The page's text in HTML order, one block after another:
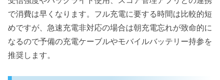
で消費は早くなります。フル充電に要する時間は比較的短
めですが、急速充電非対応の場合は朝充電忘れが致命的に
なるので予備の充電ケーブルやモバイルバッテリー持参を
推奨します。